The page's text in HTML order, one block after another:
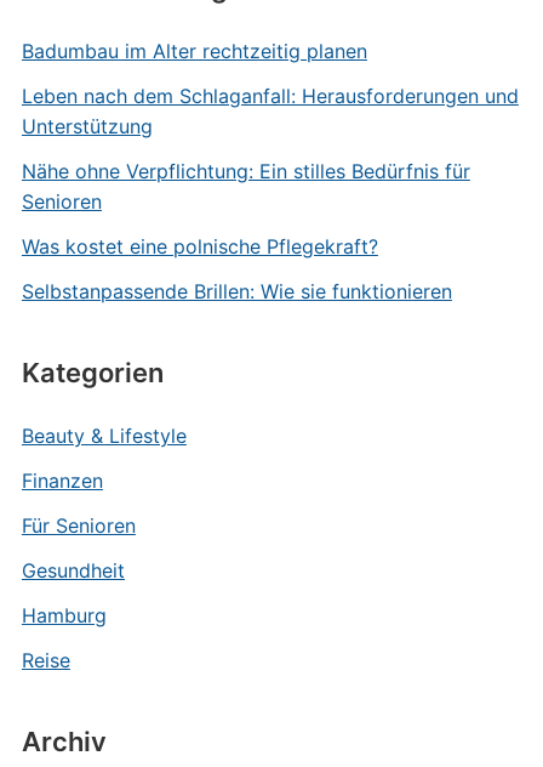
Badumbau im Alter rechtzeitig planen
Leben nach dem Schlaganfall: Herausforderungen und
Unterstützung
Nähe ohne Verpflichtung: Ein stilles Bedürfnis für
Senioren
Was kostet eine polnische Pflegekraft?
Selbstanpassende Brillen: Wie sie funktionieren
Kategorien
Beauty & Lifestyle
Finanzen
Für Senioren
Gesundheit
Hamburg
Reise
Archiv